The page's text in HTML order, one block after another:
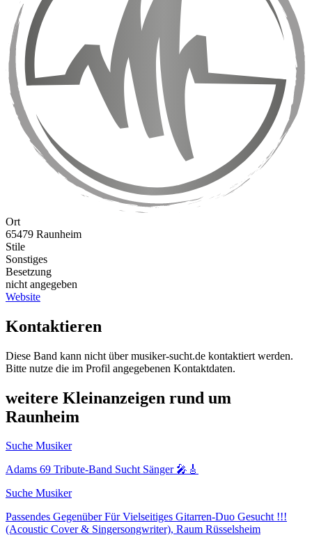
Ort
65479 Raunheim
Stile
Sonstiges
Besetzung
nicht angegeben
Website
Kontaktieren
Diese Band kann nicht über musiker-sucht.de kontaktiert werden.
Bitte nutze die im Profil angegebenen Kontaktdaten.
weitere Kleinanzeigen rund um
Raunheim
Suche Musiker
Adams 69 Tribute-Band Sucht Sänger 🎤🎸
Suche Musiker
Passendes Gegenüber Für Vielseitiges Gitarren-Duo Gesucht !!!
(Acoustic Cover & Singersongwriter), Raum Rüsselsheim